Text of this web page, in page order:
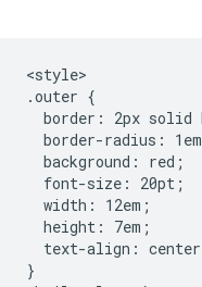
<style>
.outer {
border: 2px solid
border-radius:
  background: red;
  font-size: 20pt;
  width: 12em;
  height: 7em;
text-align:
}